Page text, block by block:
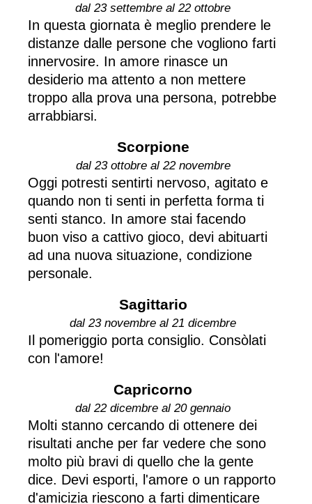
dal 23 settembre al 22 ottobre
In questa giornata è meglio prendere le
distanze dalle persone che vogliono farti
innervosire. In amore rinasce un
desiderio ma attento a non mettere
troppo alla prova una persona, potrebbe
arrabbiarsi.
Scorpione
dal 23 ottobre al 22 novembre
Oggi potresti sentirti nervoso, agitato e
quando non ti senti in perfetta forma ti
senti stanco. In amore stai facendo
buon viso a cattivo gioco, devi abituarti
ad una nuova situazione, condizione
personale.
Sagittario
dal 23 novembre al 21 dicembre
Il pomeriggio porta consiglio. Consòlati
con l'amore!
Capricorno
dal 22 dicembre al 20 gennaio
Molti stanno cercando di ottenere dei
risultati anche per far vedere che sono
molto più bravi di quello che la gente
dice. Devi esporti, l'amore o un rapporto
d'amicizia riescono a farti dimenticare